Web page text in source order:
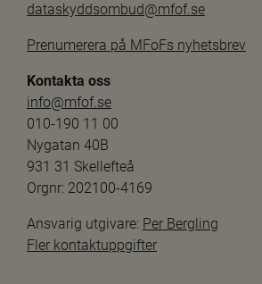
dataskyddsombud@mfof.se
Prenumerera på MFoFs nyhetsbrev
Kontakta oss
info@mfof.se
010-190 11 00
Nygatan 40B
931 31 Skellefteå
Orgnr: 202100-4169
Ansvarig utgivare: Per Bergling
Fler kontaktuppgifter